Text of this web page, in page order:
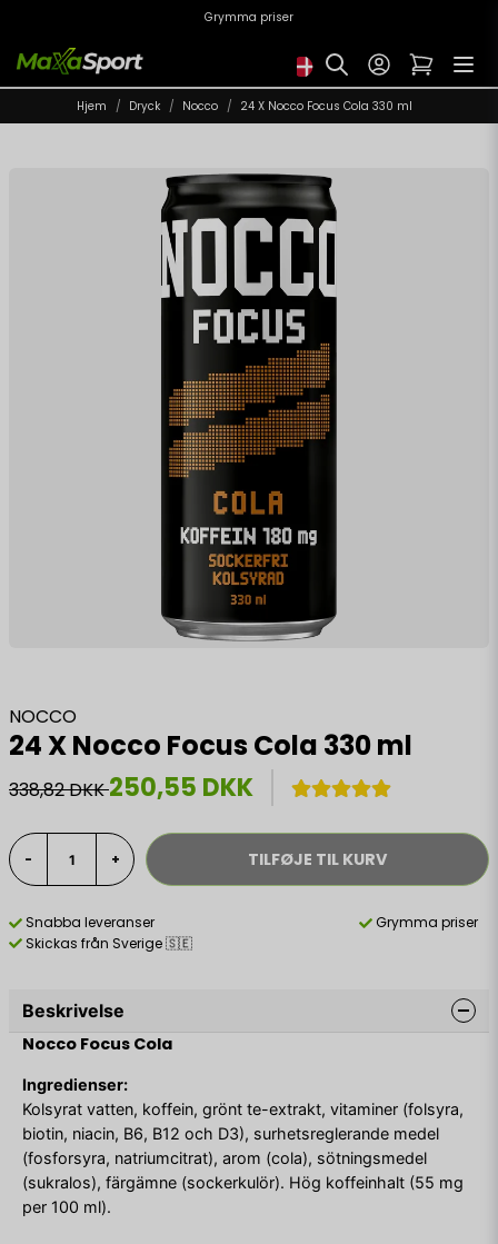
Grymma priser
Hjem Dryck Nocco 24 X Nocco Focus Cola 330 ml
NOCCO
24 X Nocco Focus Cola 330 ml
338,82 DKK250,55 DKK
- + TILFØJE TIL KURV
Snabba leveranser
Grymma priser
Skickas från Sverige 🇸🇪
Beskrivelse
Nocco Focus Cola
Ingredienser:
Kolsyrat vatten, koffein, grönt te-extrakt, vitaminer (folsyra,
biotin, niacin, B6, B12 och D3), surhetsreglerande medel
(fosforsyra, natriumcitrat), arom (cola), sötningsmedel
(sukralos), färgämne (sockerkulör). Hög koffeinhalt (55 mg
per 100 ml).